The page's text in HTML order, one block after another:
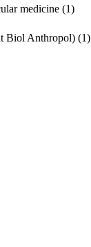
medicine (1)
Biol Anthropol) (1)